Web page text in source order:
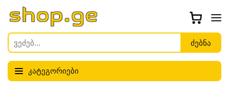
კატეგორიები